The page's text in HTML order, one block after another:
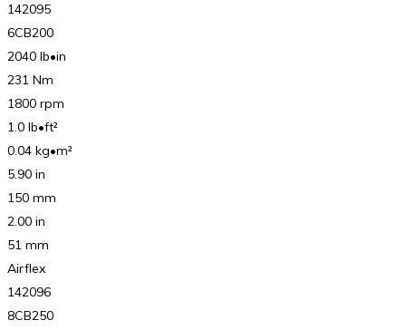
142095
6CB200
2040 lb•in
231 Nm
1800 rpm
1.0 lb•ft²
0.04 kg•m²
5.90 in
150 mm
2.00 in
51 mm
Airflex
142096
8CB250